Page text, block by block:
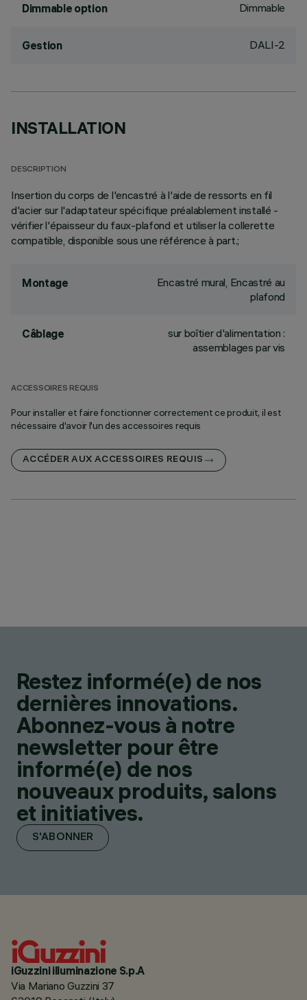
Dimmable option Dimmable
Gestion DALI-2
INSTALLATION
DESCRIPTION
Insertion du corps de l'encastré à l'aide de ressorts en fil
d'acier sur l'adaptateur spécifique préalablement installé -
vérifier l'épaisseur du faux-plafond et utiliser la collerette
compatible, disponible sous une référence à part.;
Montage
Encastré mural, Encastré au
plafond
Câblage
sur boîtier d'alimentation :
assemblages par vis
ACCESSOIRES REQUIS
Pour installer et faire fonctionner correctement ce produit, il est
nécessaire d'avoir l'un des accessoires requis
ACCÉDER AUX ACCESSOIRES REQUIS
Restez informé(e) de nos
dernières innovations.
Abonnez-vous à notre
newsletter pour être
informé(e) de nos
nouveaux produits, salons
et initiatives.
S'ABONNER
iGuzzini illuminazione S.p.A
Via Mariano Guzzini 37